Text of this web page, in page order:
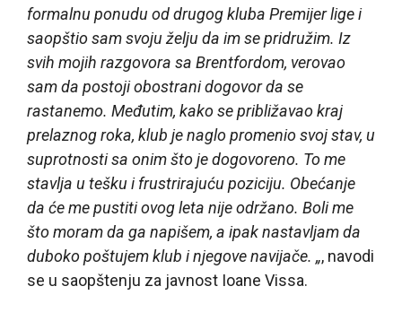
formalnu ponudu od drugog kluba Premijer lige i
saopštio sam svoju želju da im se pridružim. Iz
svih mojih razgovora sa Brentfordom, verovao
sam da postoji obostrani dogovor da se
rastanemo. Međutim, kako se približavao kraj
prelaznog roka, klub je naglo promenio svoj stav, u
suprotnosti sa onim što je dogovoreno. To me
stavlja u tešku i frustrirajuću poziciju. Obećanje
da će me pustiti ovog leta nije održano. Boli me
što moram da ga napišem, a ipak nastavljam da
duboko poštujem klub i njegove navijače. „, navodi
se u saopštenju za javnost Ioane Vissa.